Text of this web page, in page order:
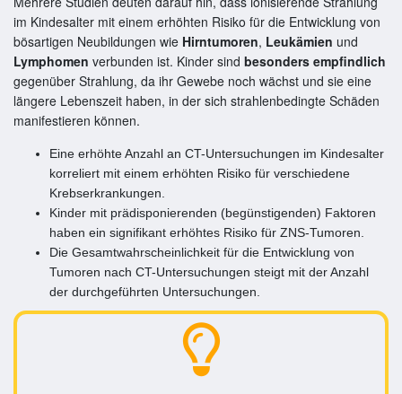
im Kindesalter mit einem erhöhten Risiko für die Entwicklung von
bösartigen Neubildungen wie Hirntumoren, Leukämien und
Lymphomen verbunden ist​. Kinder sind besonders empfindlich
gegenüber Strahlung, da ihr Gewebe noch wächst und sie eine
längere Lebenszeit haben, in der sich strahlenbedingte Schäden
manifestieren können​.
Eine erhöhte Anzahl an CT-Untersuchungen im Kindesalter
korreliert mit einem erhöhten Risiko für verschiedene
Krebserkrankungen​.
Kinder mit prädisponierenden (begünstigenden) Faktoren
haben ein signifikant erhöhtes Risiko für ZNS-Tumoren.
Die Gesamtwahrscheinlichkeit für die Entwicklung von
Tumoren nach CT-Untersuchungen steigt mit der Anzahl
der durchgeführten Untersuchungen​.